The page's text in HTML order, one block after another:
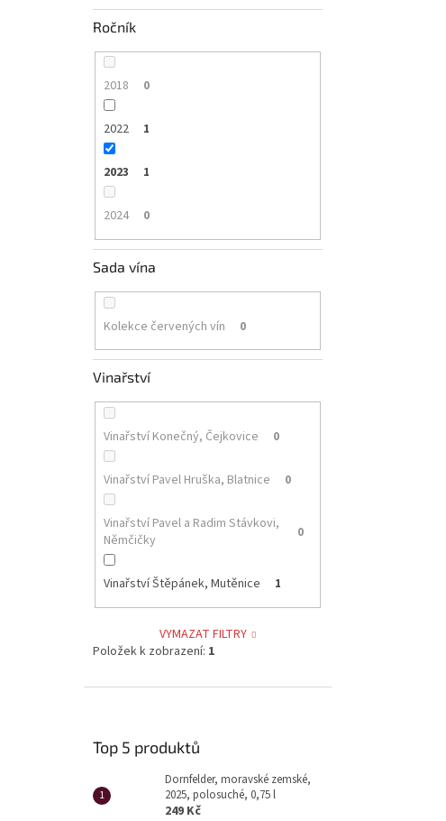
Ročník
2018 0
2022 1
2023 1
2024 0
Sada vína
Kolekce červených vín 0
Vinařství
Vinařství Konečný, Čejkovice 0
Vinařství Pavel Hruška, Blatnice 0
Vinařství Pavel a Radim Stávkovi,
Němčičky
0
Vinařství Štěpánek, Mutěnice 1
VYMAZAT FILTRY
Položek k zobrazení: 1
Top 5 produktů
Dornfelder, moravské zemské,
2025, polosuché, 0,75 l
249 Kč